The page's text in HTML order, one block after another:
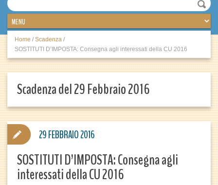
Home / Scadenza /
SOSTITUTI D’IMPOSTA: Consegna agli interessati della CU 2016
Scadenza del 29 Febbraio 2016
SOSTITUTI D’IMPOSTA: Consegna agli
interessati della CU 2016
29 FEBBRAIO 2016